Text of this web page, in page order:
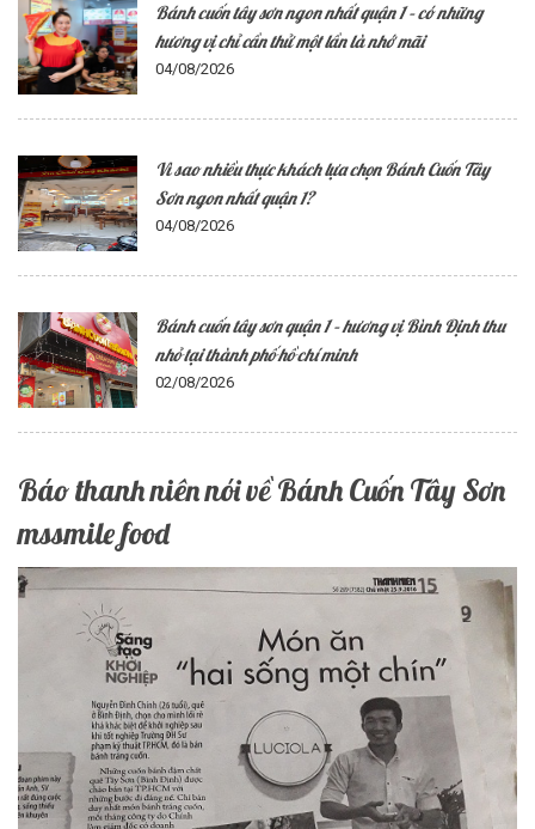
Bánh cuốn tây sơn ngon nhất quận 1 – có những
hương vị chỉ cần thử một lần là nhớ mãi
04/08/2026
Vì sao nhiều thực khách lựa chọn Bánh Cuốn Tây
Sơn ngon nhất quận 1?
04/08/2026
Bánh cuốn tây sơn quận 1 – hương vị Bình Định thu
nhỏ tại thành phố hồ chí minh
02/08/2026
Báo thanh niên nói về Bánh Cuốn Tây Sơn
mssmile food